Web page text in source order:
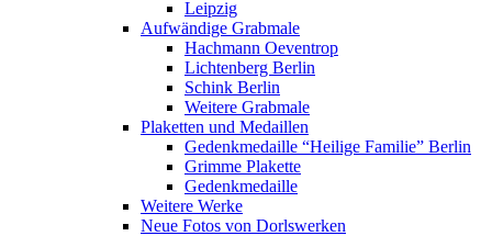
Leipzig
Aufwändige Grabmale
Hachmann Oeventrop
Lichtenberg Berlin
Schink Berlin
Weitere Grabmale
Plaketten und Medaillen
Gedenkmedaille “Heilige Familie” Berlin
Grimme Plakette
Gedenkmedaille
Weitere Werke
Neue Fotos von Dorlswerken